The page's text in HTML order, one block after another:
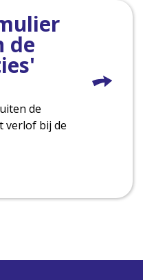
de
de
verlof bij de